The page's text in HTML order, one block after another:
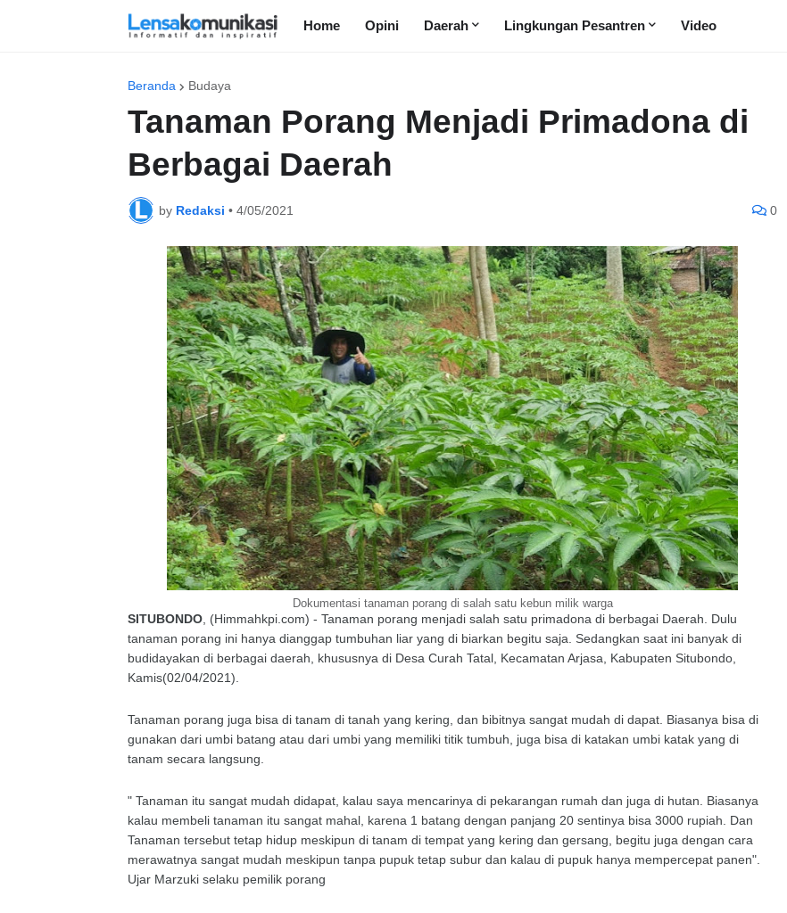
Home Opini Daerah Lingkungan Pesantren Video
Beranda Budaya
Tanaman Porang Menjadi Primadona di
Berbagai Daerah
by Redaksi • 4/05/2021 0
Dokumentasi tanaman porang di salah satu kebun milik warga
SITUBONDO , (Himmahkpi.com) - Tanaman porang menjadi salah satu primadona di berbagai Daerah. Dulu
tanaman porang ini hanya dianggap tumbuhan liar yang di biarkan begitu saja. Sedangkan saat ini banyak di
budidayakan di berbagai daerah, khususnya di Desa Curah Tatal, Kecamatan Arjasa, Kabupaten Situbondo,
Kamis(02/04/2021).
Tanaman porang juga bisa di tanam di tanah yang kering, dan bibitnya sangat mudah di dapat. Biasanya bisa di
gunakan dari umbi batang atau dari umbi yang memiliki titik tumbuh, juga bisa di katakan umbi katak yang di
tanam secara langsung.
" Tanaman itu sangat mudah didapat, kalau saya mencarinya di pekarangan rumah dan juga di hutan. Biasanya
kalau membeli tanaman itu sangat mahal, karena 1 batang dengan panjang 20 sentinya bisa 3000 rupiah. Dan
Tanaman tersebut tetap hidup meskipun di tanam di tempat yang kering dan gersang, begitu juga dengan cara
merawatnya sangat mudah meskipun tanpa pupuk tetap subur dan kalau di pupuk hanya mempercepat panen".
Ujar Marzuki selaku pemilik porang